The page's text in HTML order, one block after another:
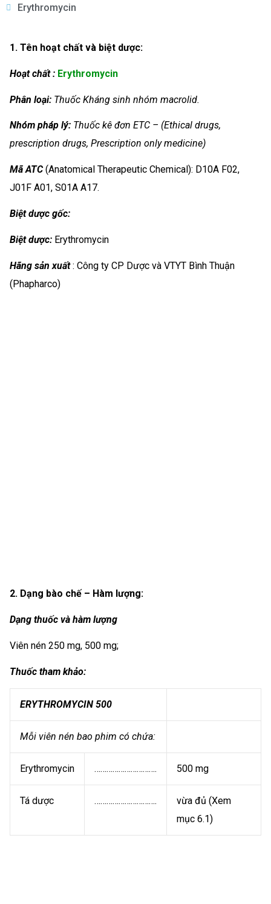
Erythromycin
1. Tên hoạt chất và biệt dược:
Hoạt chất : Erythromycin
Phân loại: Thuốc Kháng sinh nhóm macrolid.
Nhóm pháp lý: Thuốc kê đơn ETC – (Ethical drugs,
prescription drugs, Prescription only medicine)
Mã ATC(Anatomical Therapeutic Chemical): D10A F02,
J01F A01, S01A A17.
Biệt dược gốc:
Biệt dược: Erythromycin
Hãng sản xuất: Công ty CP Dược và VTYT Bình Thuận
(Phapharco)
2. Dạng bào chế – Hàm lượng:
Dạng thuốc và hàm lượng
Viên nén 250 mg, 500 mg;
Thuốc tham khảo:
ERYTHROMYCIN 500
Mỗi viên nén bao phim có chứa:
Erythromycin …………………………. 500 mg
Tá dược ………………………….
vừa đủ (Xem
mục 6.1)